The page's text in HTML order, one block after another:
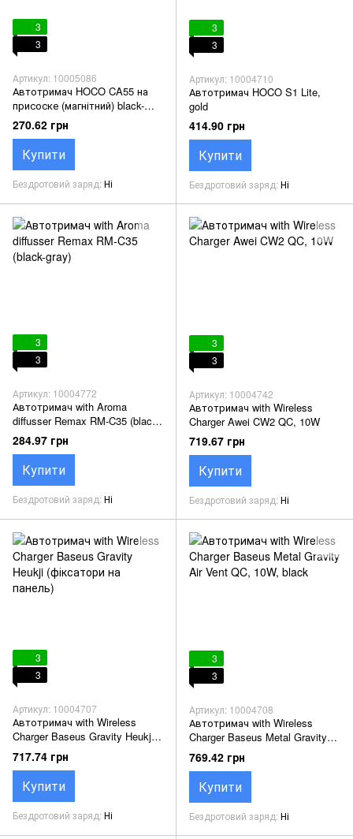
3
3
Артикул: 10005086
Автотримач HOCO CA55 на
присоске (магнітний) black-
gray
270.62 грн
Купити
Бездротовий заряд Ні
3
3
Артикул: 10004710
Автотримач HOCO S1 Lite,
gold
414.90 грн
Купити
Бездротовий заряд Ні
3
3
Артикул: 10004772
Автотримач with Aroma
diffusser Remax RM-C35 (black-
gray)
284.97 грн
Купити
Бездротовий заряд Ні
3
3
Артикул: 10004742
Автотримач with Wireless
Charger Awei CW2 QC, 10W
719.67 грн
Купити
Бездротовий заряд Ні
3
3
Артикул: 10004707
Автотримач with Wireless
Charger Baseus Gravity Heukji
(фіксатори на панель)
717.74 грн
Купити
Бездротовий заряд Ні
3
3
Артикул: 10004708
Автотримач with Wireless
Charger Baseus Metal Gravity
Air Vent QC, 10W, black
769.42 грн
Купити
Бездротовий заряд Ні